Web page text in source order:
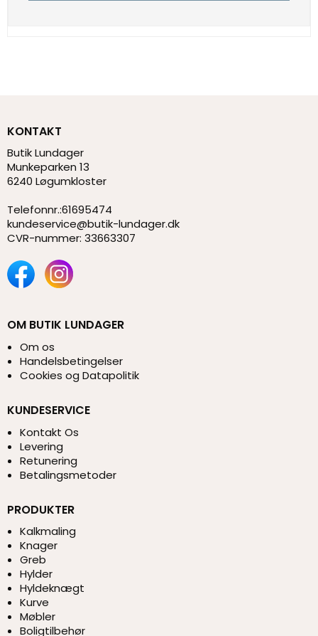
KONTAKT
Butik Lundager
Munkeparken 13
6240 Løgumkloster
Telefonnr.:61695474
kundeservice@butik-lundager.dk
CVR-nummer: 33663307
OM BUTIK LUNDAGER
Om os
Handelsbetingelser
Cookies og Datapolitik
KUNDESERVICE
Kontakt Os
Levering
Retunering
Betalingsmetoder
PRODUKTER
Kalkmaling
Knager
Greb
Hylder
Hyldeknægt
Kurve
Møbler
Boligtilbehør